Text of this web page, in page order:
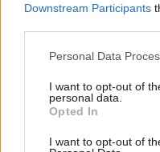
Downstream Participants
Personal Data
I want to opt-out of
personal data.
Opted In
I want to opt-out of